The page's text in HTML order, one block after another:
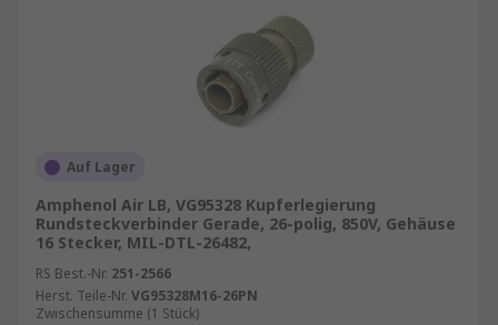
Auf Lager
Amphenol Air LB, VG95328 Kupferlegierung
Rundsteckverbinder Gerade, 26-polig, 850V, Gehäuse
16 Stecker, MIL-DTL-26482,
RS Best.-Nr. 251-2566
Herst. Teile-Nr. VG95328M16-26PN
Zwischensumme (1 Stück)